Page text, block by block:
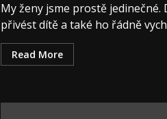
My ženy jsme prostě jedinečné.
přivést dítě a také ho řádně
Read More